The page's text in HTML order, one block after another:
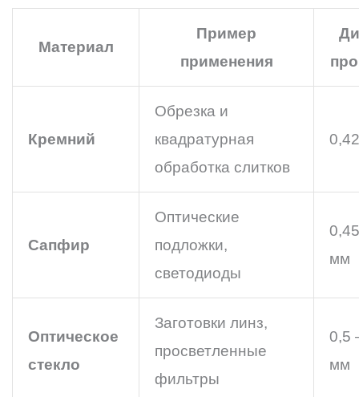
Материал
Пример
применения
Кремний
Обрезка и
квадратурная
обработка слитков
Сапфир
Оптические
подложки,
светодиоды
мм
Оптическое
стекло
Заготовки линз,
просветленные
фильтры
0,5
мм